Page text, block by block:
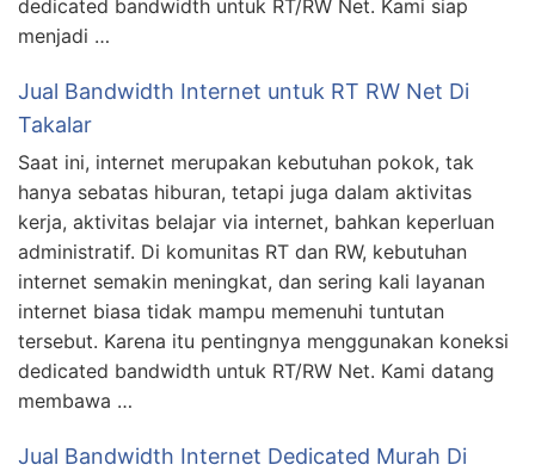
dedicated bandwidth untuk RT/RW Net. Kami siap
menjadi …
Jual Bandwidth Internet untuk RT RW Net Di
Takalar
Saat ini, internet merupakan kebutuhan pokok, tak
hanya sebatas hiburan, tetapi juga dalam aktivitas
kerja, aktivitas belajar via internet, bahkan keperluan
administratif. Di komunitas RT dan RW, kebutuhan
internet semakin meningkat, dan sering kali layanan
internet biasa tidak mampu memenuhi tuntutan
tersebut. Karena itu pentingnya menggunakan koneksi
dedicated bandwidth untuk RT/RW Net. Kami datang
membawa …
Jual Bandwidth Internet Dedicated Murah Di